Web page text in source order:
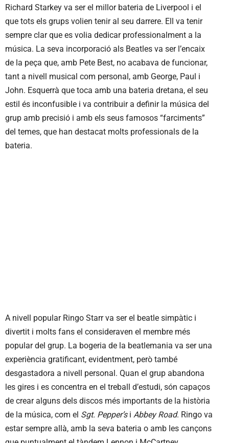
Richard Starkey va ser el millor bateria de Liverpool i el
que tots els grups volien tenir al seu darrere. Ell va tenir
sempre clar que es volia dedicar professionalment a la
música. La seva incorporació als Beatles va ser l’encaix
de la peça que, amb Pete Best, no acabava de funcionar,
tant a nivell musical com personal, amb George, Paul i
John. Esquerrà que toca amb una bateria dretana, el seu
estil és inconfusible i va contribuir a definir la música del
grup amb precisió i amb els seus famosos “farciments”
del temes, que han destacat molts professionals de la
bateria.
A nivell popular Ringo Starr va ser el beatle simpàtic i
divertit i molts fans el consideraven el membre més
popular del grup. La bogeria de la beatlemania va ser una
experiència gratificant, evidentment, però també
desgastadora a nivell personal. Quan el grup abandona
les gires i es concentra en el treball d’estudi, són capaços
de crear alguns dels discos més importants de la història
de la música, com el Sgt. Pepper’si Abbey Road. Ringo va
estar sempre allà, amb la seva bateria o amb les cançons